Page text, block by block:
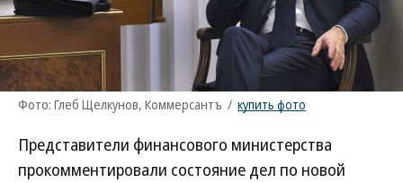
Фото: Глеб Щелкунов, Коммерсантъ / купить фото
Представители финансового министерства
прокомментировали состояние дел по новой